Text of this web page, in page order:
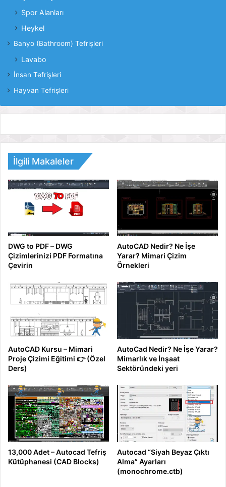
Spor Alanları
Heykel
Banyo (Bathroom) Tefrişleri
Lavabo
İnsan Tefrişleri
Hayvan Tefrişleri
İlgili Makaleler
DWG to PDF – DWG
Çizimlerinizi PDF Formatına
Çevirin
AutoCAD Nedir? Ne İşe
Yarar? Mimari Çizim
Örnekleri
AutoCAD Kursu – Mimari
Proje Çizimi Eğitimi 👉 (Özel
Ders)
AutoCad Nedir? Ne İşe Yarar?
Mimarlık ve İnşaat
Sektöründeki yeri
13,000 Adet – Autocad Tefriş
Kütüphanesi (CAD Blocks)
Autocad “Siyah Beyaz Çıktı
Alma” Ayarları
(monochrome.ctb)